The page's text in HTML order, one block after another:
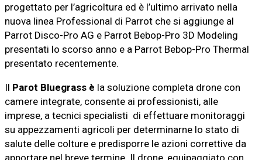
progettato per l’agricoltura ed è l’ultimo arrivato nella
nuova linea Professional di Parrot che si aggiunge al
Parrot Disco-Pro AG e Parrot Bebop-Pro 3D Modeling
presentati lo scorso anno e a Parrot Bebop-Pro Thermal
presentato recentemente.
Il Parot Bluegrass è la soluzione completa drone con
camere integrate, consente ai professionisti, alle
imprese, a tecnici specialisti di effettuare monitoraggi
su appezzamenti agricoli per determinarne lo stato di
salute delle colture e predisporre le azioni correttive da